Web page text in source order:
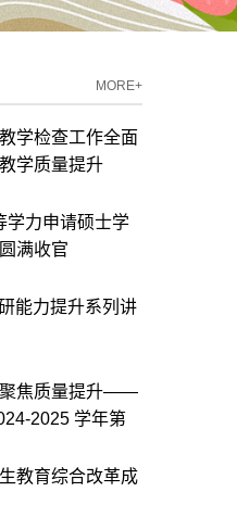
MORE+
学检查工作全面
学质量提升
学力申请硕士学
满收官
能力提升系列讲
聚焦质量提升——
2025 学年第
教育综合改革成